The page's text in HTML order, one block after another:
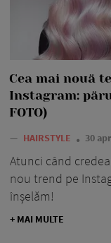
Cea mai nouă
Instagram:
FOTO)
— HAIRSTYLE 30
Atunci când
nou trend pe
înșelăm!
+ MAI MULTE